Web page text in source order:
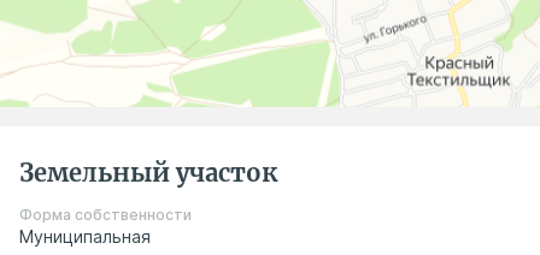
Земельный участок
Форма собственности
Муниципальная